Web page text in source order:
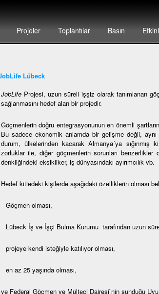
Projeler Toplantılar Basın
Lübeck
JobLifeProjesi, uzun süreli işşiz olarak tanımlanan
saĝlanmasını hedef alan bir projedir.
Göçmenlerin doğru entegrasyonunun en önemli
Bu sadece ekonomik anlamda bir gelişme değil,
durum, ülkelerinden kacarak Almanya´ya sığınmış
zorluklar ile, diĝer göçmenlerin sorunları benzerlikler
denkliğindeki eksikliker, iş dünyasındakı ayırımcılık vb.
Hedef kitledeki kişilerde aşağıdaki özelliklerin olması
Göçmen olması,
Lübeck İş ve İşçi Bulma Kurumu tarafından uzun
projeye kendi isteğiyle katılıyor olması,
en az 25 yaşında olması,
ve Federal Göçmen ve Mülteci Dairesi`nin sunduğu